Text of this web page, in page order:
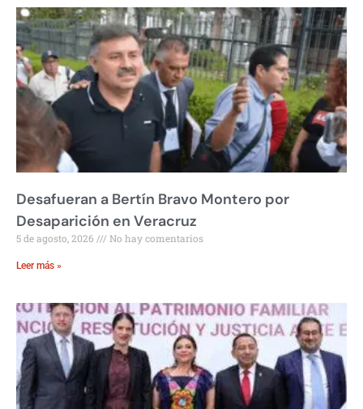
Desafueran a Bertín Bravo Montero por
Desaparición en Veracruz
5 de agosto, 2026 No hay comentarios
Leer más »